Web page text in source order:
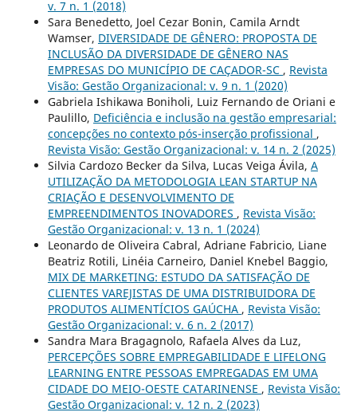
v. 7 n. 1 (2018)
Sara Benedetto, Joel Cezar Bonin, Camila Arndt
Wamser, DIVERSIDADE DE GÊNERO: PROPOSTA DE
INCLUSÃO DA DIVERSIDADE DE GÊNERO NAS
EMPRESAS DO MUNICÍPIO DE CAÇADOR-SC , Revista
Visão: Gestão Organizacional: v. 9 n. 1 (2020)
Gabriela Ishikawa Boniholi, Luiz Fernando de Oriani e
Paulillo, Deficiência e inclusão na gestão empresarial:
concepções no contexto pós-inserção profissional ,
Revista Visão: Gestão Organizacional: v. 14 n. 2 (2025)
Silvia Cardozo Becker da Silva, Lucas Veiga Ávila, A
UTILIZAÇÃO DA METODOLOGIA LEAN STARTUP NA
CRIAÇÃO E DESENVOLVIMENTO DE
EMPREENDIMENTOS INOVADORES , Revista Visão:
Gestão Organizacional: v. 13 n. 1 (2024)
Leonardo de Oliveira Cabral, Adriane Fabricio, Liane
Beatriz Rotili, Linéia Carneiro, Daniel Knebel Baggio,
MIX DE MARKETING: ESTUDO DA SATISFAÇÃO DE
CLIENTES VAREJISTAS DE UMA DISTRIBUIDORA DE
PRODUTOS ALIMENTÍCIOS GAÚCHA , Revista Visão:
Gestão Organizacional: v. 6 n. 2 (2017)
Sandra Mara Bragagnolo, Rafaela Alves da Luz,
PERCEPÇÕES SOBRE EMPREGABILIDADE E LIFELONG
LEARNING ENTRE PESSOAS EMPREGADAS EM UMA
CIDADE DO MEIO-OESTE CATARINENSE , Revista Visão:
Gestão Organizacional: v. 12 n. 2 (2023)